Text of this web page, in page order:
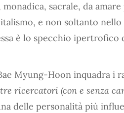
sacrale, da
e non soltanto
è lo specchio ipertrofico
Myung-Hoon inquadra i
ricercatori (con e senza
delle personalità più